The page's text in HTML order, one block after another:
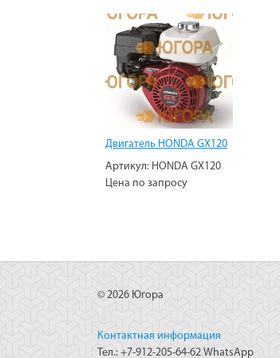
Двигатель HONDA GX120
Артикул: HONDA GX120
Цена по запросу
© 2026 Югора
Контактная информация
Тел.: +7-912-205-64-62 WhatsApp